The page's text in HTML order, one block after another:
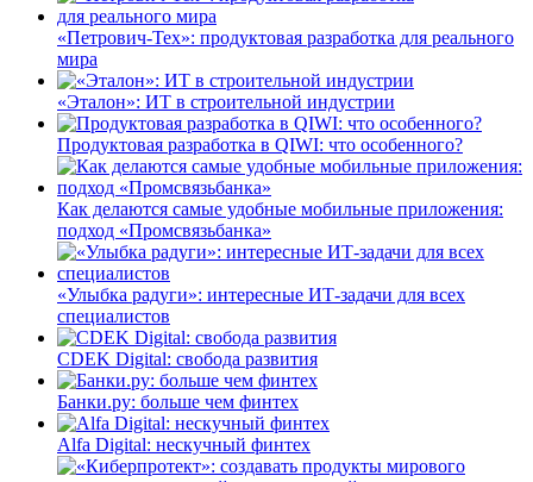
«Петрович-Тех»: продуктовая разработка для реального
мира
«Эталон»: ИТ в строительной индустрии
Продуктовая разработка в QIWI: что особенного?
Как делаются самые удобные мобильные приложения:
подход «Промсвязьбанка»
«Улыбка радуги»: интересные ИТ-задачи для всех
специалистов
CDEK Digital: свобода развития
Банки.ру: больше чем финтех
Alfa Digital: нескучный финтех